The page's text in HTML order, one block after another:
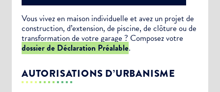
Vous vivez en maison individuelle et avez un projet de
construction, d’extension, de piscine, de clôture ou de
transformation de votre garage ? Composez votre
dossier de Déclaration Préalable.
AUTORISATIONS D’URBANISME